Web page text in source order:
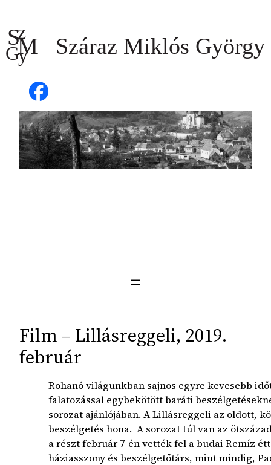
tartalomhoz
Film – Lillásreggeli, 2019.
február
Rohanó világunkban sajnos egyre kevesebb
falatozással egybekötött baráti
sorozat ajánlójában. A Lillásreggeli az oldott,
beszélgetés hona. A sorozat túl van az
a részt február 7-én vették fel a budai Remíz
háziasszony és beszélgetőtárs, mint mindig,